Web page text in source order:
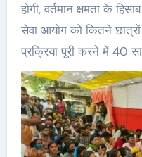
होगी, वर्तमान क्षमता के
सेवा आयोग को कितने
प्रक्रिया पूरी करने में 40